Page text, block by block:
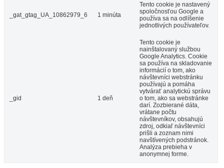
_gat_gtag_UA_10862979_6 1 minúta
Tento cookie je nastavený
spoločnosťou Google a
používa sa na odlíšenie
jednotlivých používateľov.
_gid 1 deň
Tento cookie je
nainštalovaný službou
Google Analytics. Cookie
sa používa na skladovanie
informácií o tom, ako
návštevníci webstránku
používajú a pomáha
vytvárať analytickú správu
o tom, ako sa webstránke
darí. Zozbierané dáta,
vrátane počtu
návštevníkov, obsahujú
zdroj, odkiaľ návštevníci
prišli a zoznam nimi
navštívených podstránok.
Analýza prebieha v
anonymnej forme.